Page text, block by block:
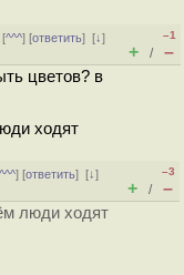
[^^^] [ответить][↓]
–1
+ / –
цветов? в
ходят
^^^] [ответить][↓]
–3
+ / –
люди ходят